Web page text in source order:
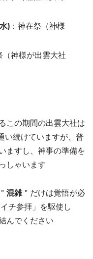
)：神在祭（神様
（神様が出雲大社
この期間の出雲大社は
い続けていますが、普
ますし、神事の準備を
しゃいます
混雑＂だけは覚悟が必
チ参拝」を駆使し
んでください